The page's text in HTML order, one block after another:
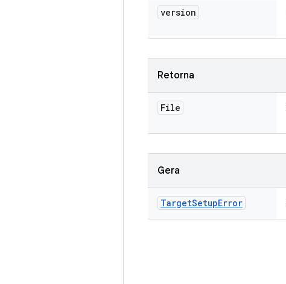
version
Retorna
File
Gera
TargetSetupError